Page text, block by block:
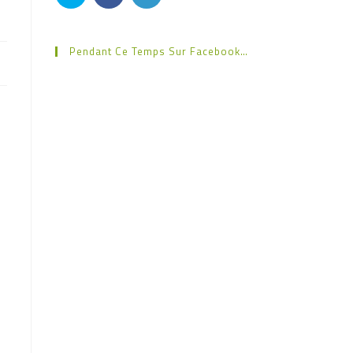
Pendant Ce Temps Sur Facebook…